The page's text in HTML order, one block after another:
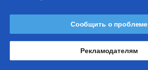
Сообщить о проблеме
Рекламодателям